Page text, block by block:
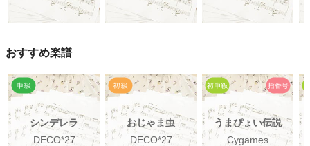
おすすめ楽譜
シンデレラ
DECO*27
おじゃま虫
DECO*27
うまぴょい伝説
Cygames